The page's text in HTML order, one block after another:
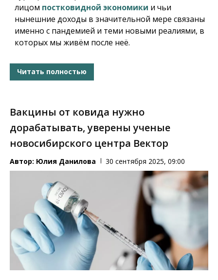
лицом постковидной экономики и чьи
нынешние доходы в значительной мере связаны
именно с пандемией и теми новыми реалиями, в
которых мы живём после неё.
Читать полностью
Вакцины от ковида нужно
дорабатывать, уверены ученые
новосибирского центра Вектор
Автор: Юлия Данилова 30 сентября 2025, 09:00